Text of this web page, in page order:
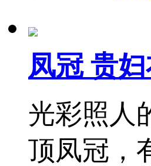
凤冠 贵
光彩照人
顶凤冠，